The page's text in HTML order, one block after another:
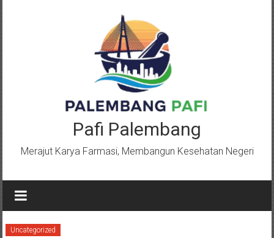
Pafi Palembang
Merajut Karya Farmasi, Membangun Kesehatan Negeri
Uncategorized